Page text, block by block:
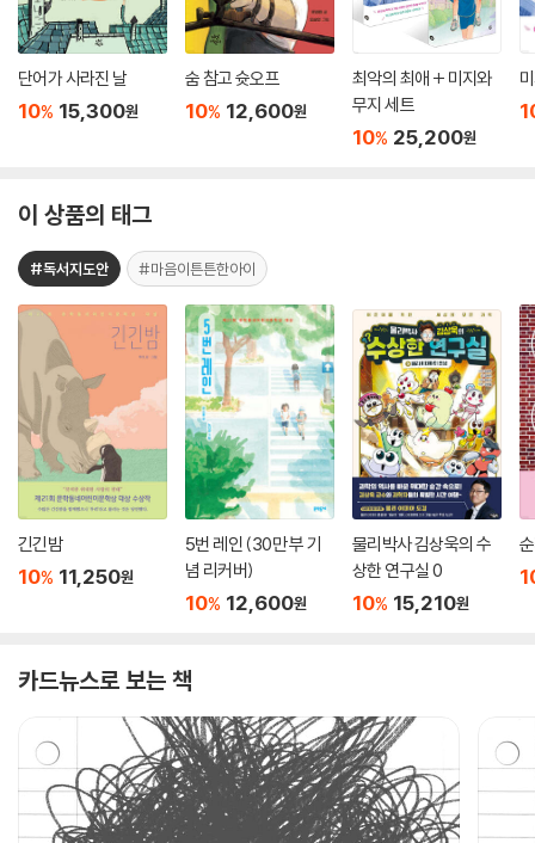
단어가 사라진 날
10% 15,300원
숨 참고 슛오프
10% 12,600원
최악의 최애 + 미지와
무지 세트
10% 25,200원
이 상품의 태그
#독서지도안 #마음이튼튼한아이
긴긴밤
10% 11,250원
5번 레인 (30만 부 기
념 리커버)
10% 12,600원
물리박사 김상욱의 수
상한 연구실 0
10% 15,210원
카드뉴스로 보는 책